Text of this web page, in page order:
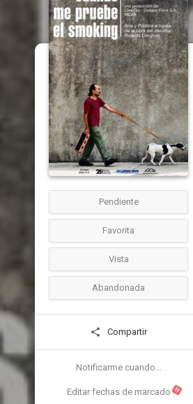
Pendiente
Favorita
Vista
Abandonada
Compartir
Notificarme cuando...
Editar fechas de marcado N